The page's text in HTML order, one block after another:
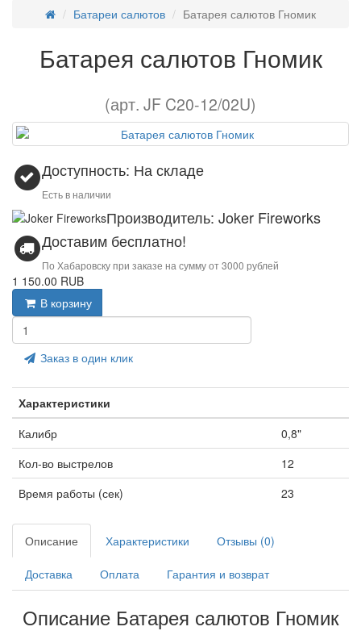
Батареи салютов
Батарея салютов Гномик
Батарея салютов Гномик
(арт. JF C20-12/02U)
Доступность: На складе
Есть в наличии
Производитель: Joker Fireworks
Доставим бесплатно!
По Хабаровску при заказе на сумму от 3000 рублей
1 150.00 RUB
В корзину
Заказ в один клик
Характеристики
Калибр
0,8"
Кол-во выстрелов
12
Время работы (сек)
23
Описание Характеристики Отзывы (0)
Доставка Оплата Гарантия и возврат
Описание Батарея салютов Гномик